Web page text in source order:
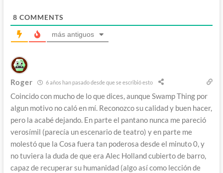
8 COMMENTS
más antiguos
Roger 6 años han pasado desde que se escribió esto
Coincido con mucho de lo que dices, aunque Swamp Thing por
algun motivo no caló en mí. Reconozco su calidad y buen hacer,
pero la acabé dejando. En parte el pantano nunca me pareció
verosímil (parecía un escenario de teatro) y en parte me
molestó que la Cosa fuera tan poderosa desde el minuto 0, y
no tuviera la duda de que era Alec Holland cubierto de barro,
capaz de recuperar su humanidad (algo así como lección de